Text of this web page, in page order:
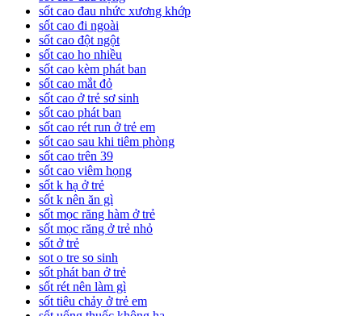
sốt cao đau nhức xương khớp
sốt cao đi ngoài
sốt cao đột ngột
sốt cao ho nhiều
sốt cao kèm phát ban
sốt cao mắt đỏ
sốt cao ở trẻ sơ sinh
sốt cao phát ban
sốt cao rét run ở trẻ em
sốt cao sau khi tiêm phòng
sốt cao trên 39
sốt cao viêm họng
sốt k hạ ở trẻ
sốt k nên ăn gì
sốt mọc răng hàm ở trẻ
sốt mọc răng ở trẻ nhỏ
sốt ở trẻ
sot o tre so sinh
sốt phát ban ở trẻ
sốt rét nên làm gì
sốt tiêu chảy ở trẻ em